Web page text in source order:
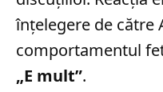
înțelegere de către
comportamentul
„E mult”.